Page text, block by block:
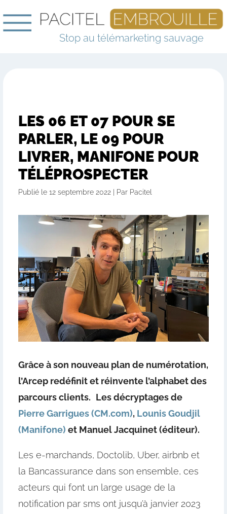
Stop au télémarketing sauvage
LES 06 ET 07 POUR SE
PARLER, LE 09 POUR
LIVRER, MANIFONE POUR
TÉLÉPROSPECTER
Publié le 12 septembre 2022 | Par Pacitel
Grâce à son nouveau plan de numérotation,
l’Arcep redéfinit et réinvente l’alphabet des
parcours clients. Les décryptages de
Pierre Garrigues (CM.com), Lounis Goudjil
(Manifone) et Manuel Jacquinet (éditeur).
Les e-marchands, Doctolib, Uber, airbnb et
la Bancassurance dans son ensemble, ces
acteurs qui font un large usage de la
notification par sms ont jusqu’à janvier 2023